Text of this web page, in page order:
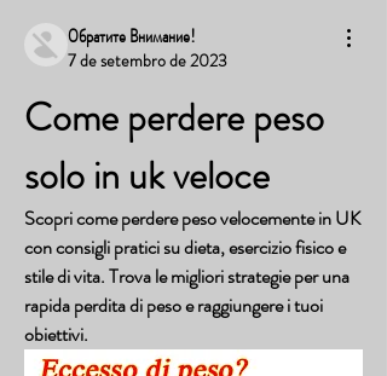
Обратите Внимание!
7 de setembro de 2023
Come perdere peso
solo in uk veloce
Scopri come perdere peso velocemente in UK
con consigli pratici su dieta, esercizio fisico e
stile di vita. Trova le migliori strategie per una
rapida perdita di peso e raggiungere i tuoi
obiettivi.